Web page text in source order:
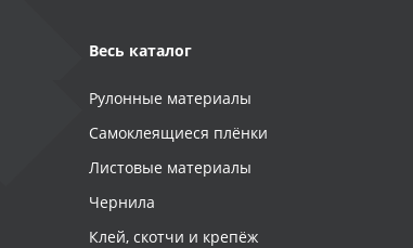
Весь каталог
Рулонные материалы
Самоклеящиеся плёнки
Листовые материалы
Чернила
Клей, скотчи и крепёж